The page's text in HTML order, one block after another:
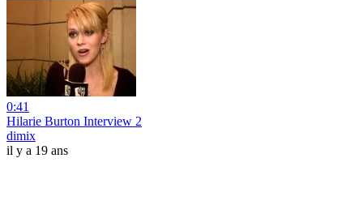
0:41
Hilarie Burton Interview 2
dimix
il y a 19 ans